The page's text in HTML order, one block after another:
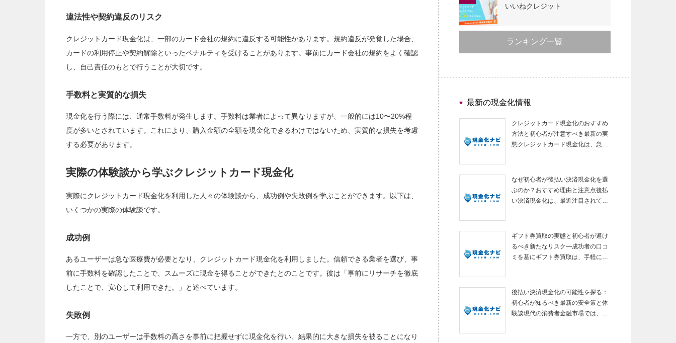
違法性や契約違反のリスク
クレジットカード現金化は、一部のカード会社の規約に違反する可能性があります。規約違反が発覚した場合、
カードの利用停止や契約解除といったペナルティを受けることがあります。事前にカード会社の規約をよく確認
し、自己責任のもとで行うことが大切です。
手数料と実質的な損失
現金化を行う際には、通常手数料が発生します。手数料は業者によって異なりますが、一般的には10〜20%程
度が多いとされています。これにより、購入金額の全額を現金化できるわけではないため、実質的な損失を考慮
する必要があります。
実際の体験談から学ぶクレジットカード現金化
実際にクレジットカード現金化を利用した人々の体験談から、成功例や失敗例を学ぶことができます。以下は、
いくつかの実際の体験談です。
成功例
あるユーザーは急な医療費が必要となり、クレジットカード現金化を利用しました。信頼できる業者を選び、事
前に手数料を確認したことで、スムーズに現金を得ることができたとのことです。彼は「事前にリサーチを徹底
したことで、安心して利用できた。」と述べています。
失敗例
一方で、別のユーザーは手数料の高さを事前に把握せずに現金化を行い、結果的に大きな損失を被ることになり
いいねクレジット
ランキング一覧
最新の現金化情報
クレジットカード現金化のおすすめ
方法と初心者が注意すべき最新の実
態クレジットカード現金化は、急…
なぜ初心者が後払い決済現金化を選
ぶのか？おすすめ理由と注意点後払
い決済現金化は、最近注目されて…
ギフト券買取の実態と初心者が避け
るべき新たなリスク—成功者の口コ
ミを基にギフト券買取は、手軽に…
後払い決済現金化の可能性を探る：
初心者が知るべき最新の安全策と体
験談現代の消費者金融市場では、…